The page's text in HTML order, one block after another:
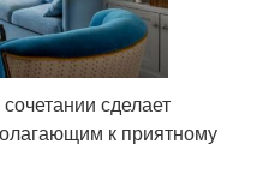
сделает
к приятному